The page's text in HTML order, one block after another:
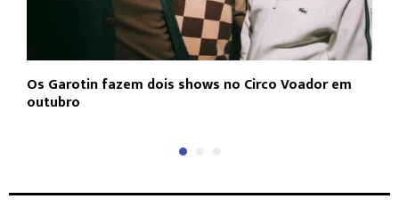
Os Garotin fazem dois shows no Circo Voador em
outubro